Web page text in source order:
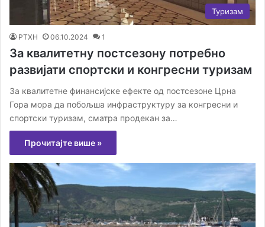
Туризам
РТХН 06.10.2024 1
За квалитетну постсезону потребно
развијати спортски и конгресни туризам
За квалитетне финансијске ефекте од постсезоне Црна
Гора мора да побољша инфраструктуру за конгресни и
спортски туризам, сматра продекан за…
Прочитајте више »